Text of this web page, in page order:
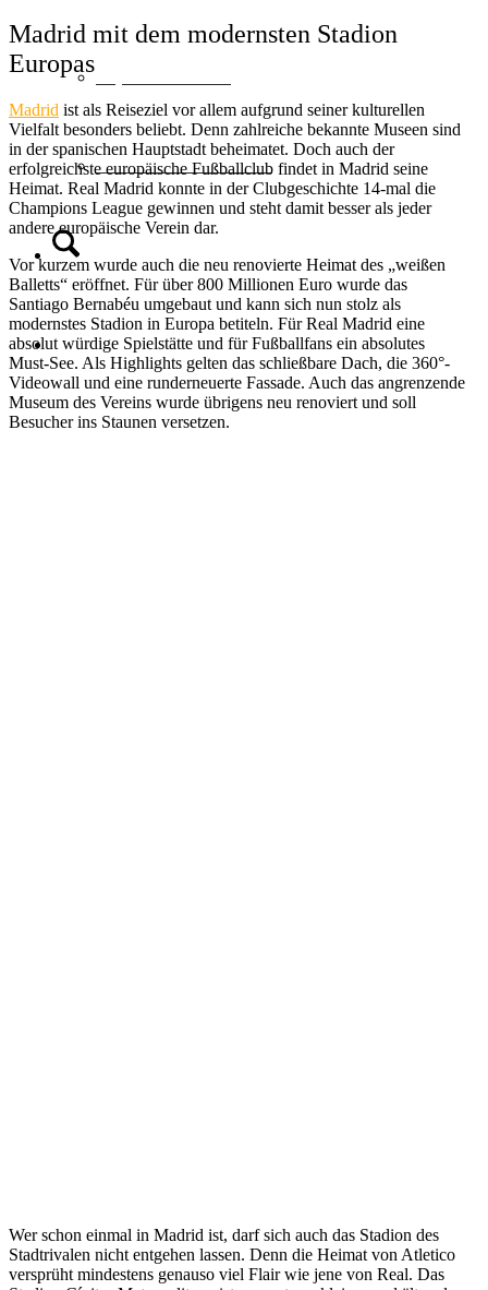
MULTI-Reisescheine
Suche
Menü Menü
Madrid mit dem modernsten Stadion
Europas
Madrid ist als Reiseziel vor allem aufgrund seiner kulturellen
Vielfalt besonders beliebt. Denn zahlreiche bekannte Museen sind
in der spanischen Hauptstadt beheimatet. Doch auch der
erfolgreichste europäische Fußballclub findet in Madrid seine
Heimat. Real Madrid konnte in der Clubgeschichte 14-mal die
Champions League gewinnen und steht damit besser als jeder
andere europäische Verein dar.
Vor kurzem wurde auch die neu renovierte Heimat des „weißen
Balletts“ eröffnet. Für über 800 Millionen Euro wurde das
Santiago Bernabéu umgebaut und kann sich nun stolz als
modernstes Stadion in Europa betiteln. Für Real Madrid eine
absolut würdige Spielstätte und für Fußballfans ein absolutes
Must-See. Als Highlights gelten das schließbare Dach, die 360°-
Videowall und eine runderneuerte Fassade. Auch das angrenzende
Museum des Vereins wurde übrigens neu renoviert und soll
Besucher ins Staunen versetzen.
Wer schon einmal in Madrid ist, darf sich auch das Stadion des
Stadtrivalen nicht entgehen lassen. Denn die Heimat von Atletico
versprüht mindestens genauso viel Flair wie jene von Real. Das